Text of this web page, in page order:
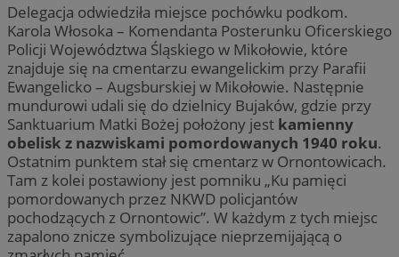
Delegacja odwiedziła miejsce pochówku podkom.
Karola Włosoka – Komendanta Posterunku Oficerskiego
Policji Województwa Śląskiego w Mikołowie, które
znajduje się na cmentarzu ewangelickim przy Parafii
Ewangelicko – Augsburskiej w Mikołowie. Następnie
mundurowi udali się do dzielnicy Bujaków, gdzie przy
Sanktuarium Matki Bożej położony jest kamienny
obelisk z nazwiskami pomordowanych 1940 roku.
Ostatnim punktem stał się cmentarz w Ornontowicach.
Tam z kolei postawiony jest pomniku „Ku pamięci
pomordowanych przez NKWD policjantów
pochodzących z Ornontowic”. W każdym z tych miejsc
zapalono znicze symbolizujące nieprzemijającą o